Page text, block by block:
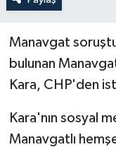
Manavgat
bulunan
Kara, CHP'den
Kara'nın sosyal
Manavgatlı
Spor